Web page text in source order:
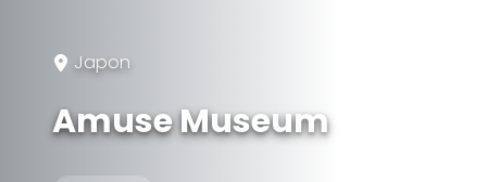
Japon
Amuse Museum